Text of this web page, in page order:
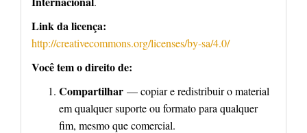
Link da licença:
http://creativecommons.org/licenses/by-sa/4.0/
Você tem o direito de:
Compartilhar — copiar e redistribuir o material
em qualquer suporte ou formato para qualquer
fim, mesmo que comercial.